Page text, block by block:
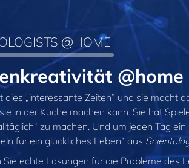
@HOME
dies „interessante Zeiten“ und sie macht
in der Küche machen kann. Sie hat
zu machen. Und um jeden Tag
für ein glückliches Leben“ aus
Sie echte Lösungen für die Probleme des